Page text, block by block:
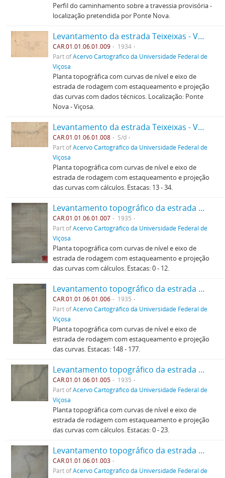
Perfil do caminhamento sobre a travessia provisória -
localização pretendida por Ponte Nova.
Levantamento da estrada Teixeixas - Vau - Açu (2)
CAR.01.01.06.01.009
1934
Part ofAcervo Cartográfico da Universidade Federal de
Viçosa
Planta topográfica com curvas de nível e eixo de
estrada de rodagem com estaqueamento e projeção
das curvas com dados técnicos. Localização: Ponte
Nova - Viçosa.
Levantamento da estrada Teixeixas - Vau - Açu (1)
CAR.01.01.06.01.008
S/d
Part ofAcervo Cartográfico da Universidade Federal de
Viçosa
Planta topográfica com curvas de nível e eixo de
estrada de rodagem com estaqueamento e projeção
das curvas com cálculos. Estacas: 13 - 34.
Levantamento topográfico da estrada de Teixieiras (6)
CAR.01.01.06.01.007
1935
Part ofAcervo Cartográfico da Universidade Federal de
Viçosa
Planta topográfica com curvas de nível e eixo de
estrada de rodagem com estaqueamento e projeção
das curvas com cálculos. Estacas: 0 - 12.
Levantamento topográfico da estrada de Teixieiras (5)
CAR.01.01.06.01.006
1935
Part ofAcervo Cartográfico da Universidade Federal de
Viçosa
Planta topográfica com curvas de nível e eixo de
estrada de rodagem com estaqueamento e projeção
das curvas. Estacas: 148 - 177.
Levantamento topográfico da estrada de Teixieiras (4)
CAR.01.01.06.01.005
1935
Part ofAcervo Cartográfico da Universidade Federal de
Viçosa
Planta topográfica com curvas de nível e eixo de
estrada de rodagem com estaqueamento e projeção
das curvas com cálculos. Estacas: 0 - 23.
Levantamento topográfico da estrada de Teixieiras (2)
CAR.01.01.06.01.003
Part ofAcervo Cartográfico da Universidade Federal de